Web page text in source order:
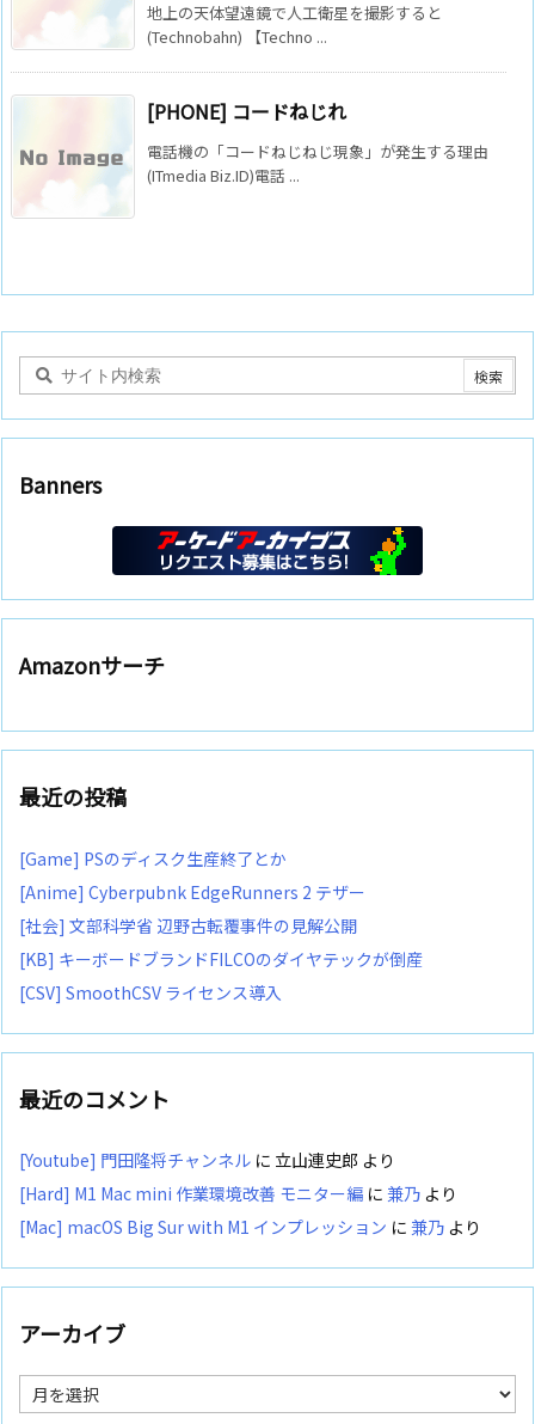
地上の天体望遠鏡で人工衛星を撮影すると
(Technobahn) 【Techno ...
[PHONE] コードねじれ
電話機の「コードねじねじ現象」が発生する理由
(ITmedia Biz.ID)電話 ...
Banners
Amazonサーチ
最近の投稿
[Game] PSのディスク生産終了とか
[Anime] Cyberpubnk EdgeRunners 2 テザー
[社会] 文部科学省 辺野古転覆事件の見解公開
[KB] キーボードブランドFILCOのダイヤテックが倒産
[CSV] SmoothCSV ライセンス導入
最近のコメント
[Youtube] 門田隆将チャンネル に 立山連史郎 より
[Hard] M1 Mac mini 作業環境改善 モニター編 に 兼乃 より
[Mac] macOS Big Sur with M1 インプレッション に 兼乃 より
アーカイブ
ア
ー